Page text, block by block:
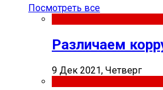
Посмотреть все
Различаем
9 Дек 2021, Четверг